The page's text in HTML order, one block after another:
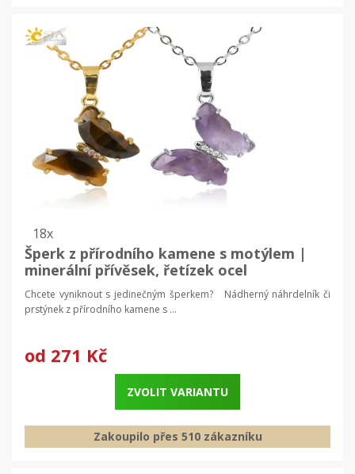
18x
Šperk z přírodního kamene s motýlem |
minerální přívěsek, řetízek ocel
Chcete vyniknout s jedinečným šperkem? Nádherný náhrdelník či
prstýnek z přírodního kamene s ...
od 271 Kč
ZVOLIT VARIANTU
Zakoupilo přes 510 zákazníku